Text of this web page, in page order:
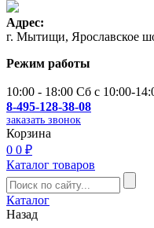
Адрес:
г. Мытищи, Ярославское
Режим работы
10:00 - 18:00 Сб с 10:00-
8-495-128-38-08
заказать звонок
Корзина
0 0 ₽
Каталог товаров
Каталог
Назад